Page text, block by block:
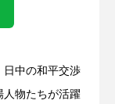
日中の和平交渉
人物たちが活躍